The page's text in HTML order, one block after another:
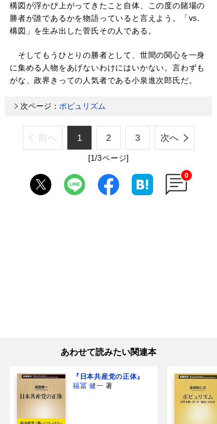
構図が浮かび上がってきたこと自体、この度の賭場の
勝者が誰であるかを物語っていると言えよう。「vs.
構図」を生み出した菅氏その人である。
そしてもうひとりの勝者として、世間の関心を一身
に集める人物をあげないわけにはいかない。言わずも
がな、政界きっての人気者である小泉進次郎氏だ。
次ページ： ポピュリズム
前へ 1 2 3 次へ
[1/3ページ]
0
あわせて読みたい関連本
『日本共産党の正体』
福冨 健一 著